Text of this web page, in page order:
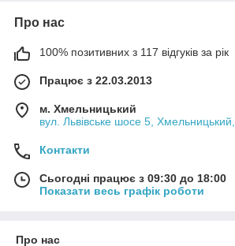
Про нас
100% позитивних з 117 відгуків за рік
Працює з 22.03.2013
м. Хмельницький
вул. Львівське шосе 5,
Контакти
Сьогодні працює з 09:30 до 18:00
Показати весь графік роботи
Про нас